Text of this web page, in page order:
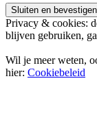
Privacy & cookies:
blijven gebruiken,
Wil je meer weten,
hier: Cookiebeleid